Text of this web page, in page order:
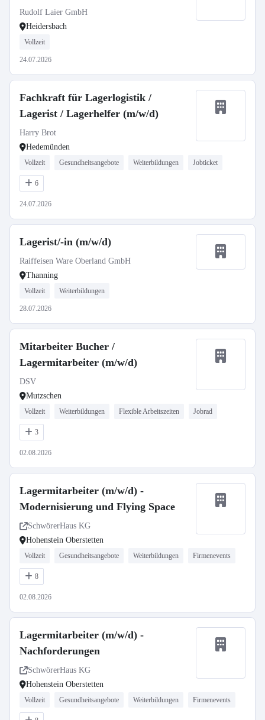
Rudolf Laier GmbH
Heidersbach
Vollzeit
24.07.2026
Fachkraft für Lagerlogistik /
Lagerist / Lagerhelfer (m/w/d)
Harry Brot
Hedemünden
Vollzeit Gesundheitsangebote Weiterbildungen Jobticket
6
24.07.2026
Lagerist/-in (m/w/d)
Raiffeisen Ware Oberland GmbH
Thanning
Vollzeit Weiterbildungen
28.07.2026
Mitarbeiter Bucher /
Lagermitarbeiter (m/w/d)
DSV
Mutzschen
Vollzeit Weiterbildungen Flexible Arbeitszeiten Jobrad
3
02.08.2026
Lagermitarbeiter (m/w/d) -
Modernisierung und Flying Space
SchwörerHaus KG
Hohenstein Oberstetten
Vollzeit Gesundheitsangebote Weiterbildungen Firmenevents
8
02.08.2026
Lagermitarbeiter (m/w/d) -
Nachforderungen
SchwörerHaus KG
Hohenstein Oberstetten
Vollzeit Gesundheitsangebote Weiterbildungen Firmenevents